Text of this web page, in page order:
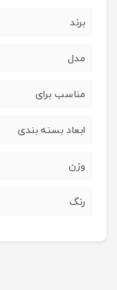
برند
مدل
مناسب برای
ابعاد بسته بندی
وزن
رنگ